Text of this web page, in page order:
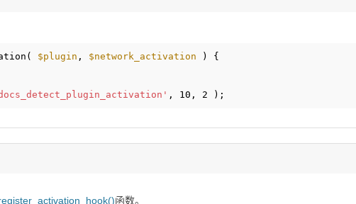
$plugin , $network_activation
) {
, 10, 2 );
函数。